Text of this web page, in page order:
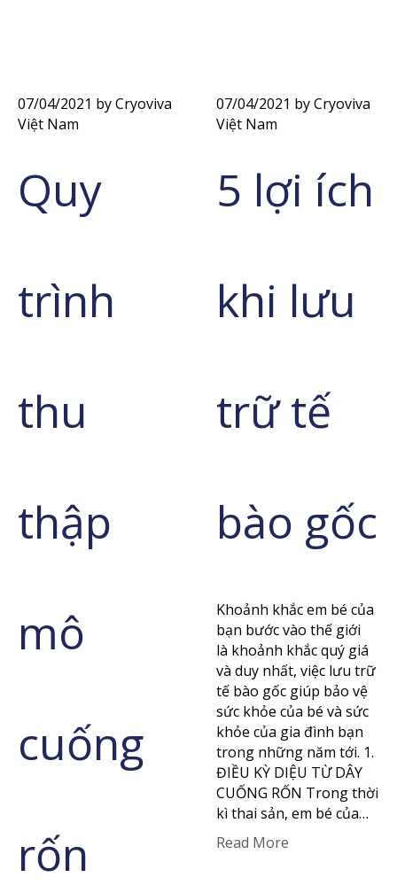
07/04/2021 by Cryoviva
Việt Nam
Quy
trình
thu
thập
mô
cuống
rốn
07/04/2021 by Cryoviva
Việt Nam
5 lợi ích
khi lưu
trữ tế
bào gốc
Khoảnh khắc em bé của
bạn bước vào thế giới
là khoảnh khắc quý giá
và duy nhất, việc lưu trữ
tế bào gốc giúp bảo vệ
sức khỏe của bé và sức
khỏe của gia đình bạn
trong những năm tới. 1.
ĐIỀU KỲ DIỆU TỪ DÂY
CUỐNG RỐN Trong thời
kì thai sản, em bé của…
Read More